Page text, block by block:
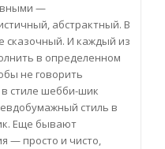
—
абстрактный. В
сказочный. И каждый из
в определенном
не говорить
стиле шебби-шик
стиль в
Еще бывают
— просто и чисто,